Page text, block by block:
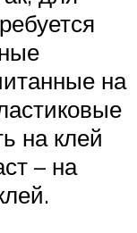
на
на клей
– на